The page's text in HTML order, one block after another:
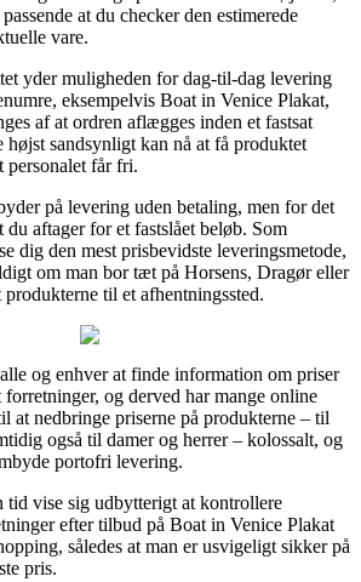
at du checker den estimerede
vare.
yder muligheden for dag-til-dag levering
eksempelvis Boat in Venice Plakat,
af at ordren aflægges inden et fastsat
højst sandsynligt kan nå at få produktet
personalet får fri.
på levering uden betaling, men for det
du aftager for et fastslået beløb. Som
dig den mest prisbevidste leveringsmetode,
om man bor tæt på Horsens, Dragør eller
til et afhentningssted.
og enhver at finde information om priser
og derved har mange online
at nedbringe priserne på produkterne – til
også til damer og herrer – kolossalt, og
portofri levering.
tid vise sig udbytterigt at kontrollere
efter tilbud på Boat in Venice Plakat
således at man er usvigeligt sikker på
pris.